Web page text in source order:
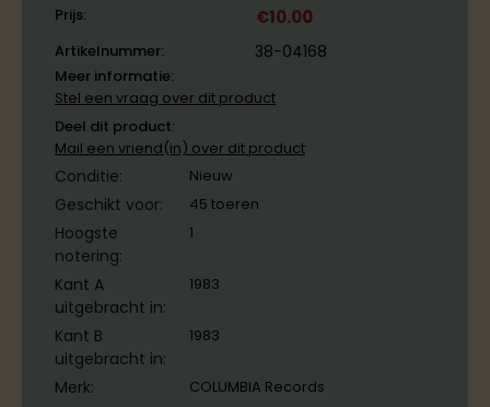
Prijs: €10.00
Artikelnummer: 38-04168
Meer informatie:
Stel een vraag over dit product
Deel dit product:
Mail een vriend(in) over dit product
Conditie: Nieuw
Geschikt voor: 45 toeren
Hoogste
notering:
1
Kant A
uitgebracht in:
1983
Kant B
uitgebracht in:
1983
Merk: COLUMBIA Records